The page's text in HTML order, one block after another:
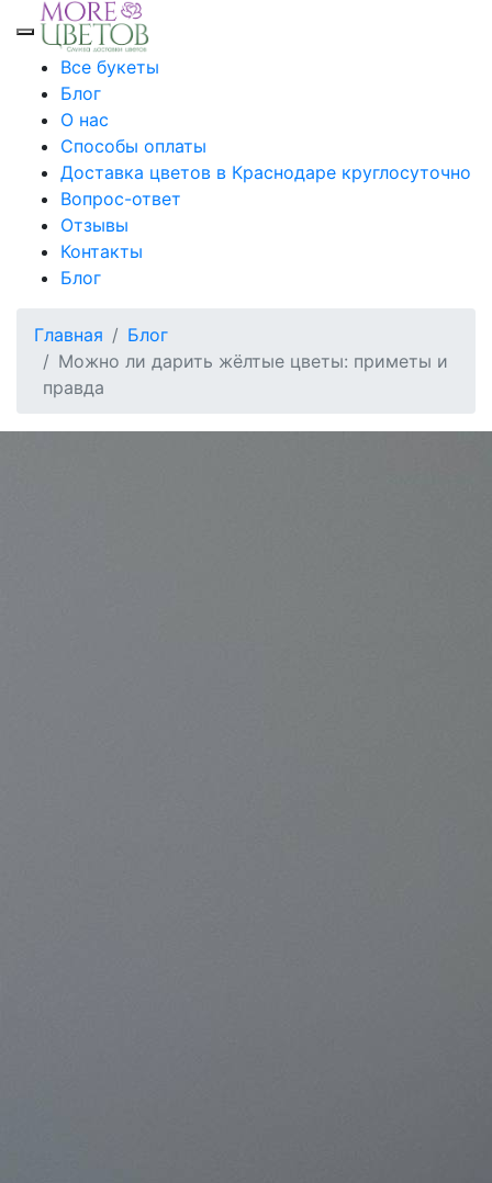
Toggle mobile menu
Все букеты
Блог
О нас
Способы оплаты
Доставка цветов в Краснодаре круглосуточно
Вопрос-ответ
Отзывы
Контакты
Блог
Главная
Блог
Можно ли дарить жёлтые цветы: приметы и
правда